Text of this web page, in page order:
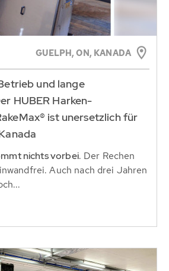
GUELPH, ON, KANADA
und lange
HUBER Harken-
ist unersetzlich für
nichts vorbei. Der Rechen
Auch nach drei Jahren